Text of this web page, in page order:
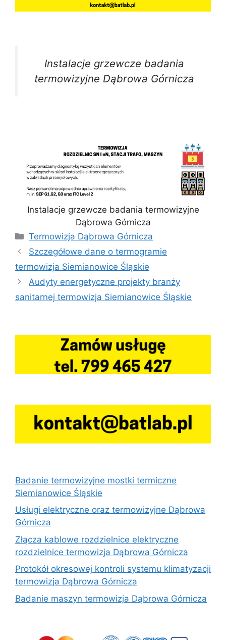
Instalacje grzewcze badania
termowizyjne Dąbrowa Górnicza
Instalacje grzewcze badania termowizyjne
Dąbrowa Górnicza
Kategorie
Termowizja Dąbrowa Górnicza
Szczegółowe dane o termogramie
termowizja Siemianowice Śląskie
Audyty energetyczne projekty branży
sanitarnej termowizja Siemianowice Śląskie
Badanie termowizyjne mostki termiczne
Siemianowice Śląskie
Usługi elektryczne oraz termowizyjne Dąbrowa
Górnicza
Złącza kablowe rozdzielnice elektryczne
rozdzielnice termowizja Dąbrowa Górnicza
Protokół okresowej kontroli systemu klimatyzacji
termowizja Dąbrowa Górnicza
Badanie maszyn termowizja Dąbrowa Górnicza